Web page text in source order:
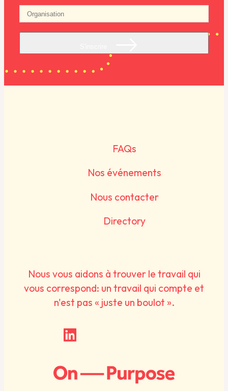
Nous vous aidons à trouver le travail qui
vous correspond: un travail qui compte et
n'est pas « juste un boulot ».
FAQs
Nos événements
Nous contacter
Directory